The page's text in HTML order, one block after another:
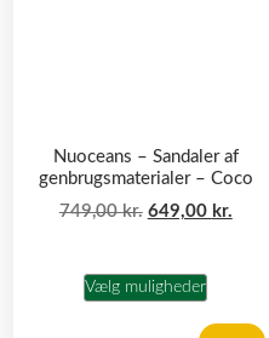
Nuoceans – Sandaler af
genbrugsmaterialer – Coco
749,00kr. 649,00 kr.
Vælg muligheder